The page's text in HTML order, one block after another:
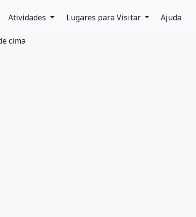
Atividades Lugares para Visitar Ajuda